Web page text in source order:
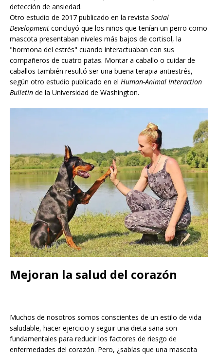
detección de ansiedad.
Otro estudio de 2017 publicado en la revista Social
Development concluyó que los niños que tenían un perro como
mascota presentaban niveles más bajos de cortisol, la
"hormona del estrés" cuando interactuaban con sus
compañeros de cuatro patas. Montar a caballo o cuidar de
caballos también resultó ser una buena terapia antiestrés,
según otro estudio publicado en el Human-Animal Interaction
Bulletin de la Universidad de Washington.
Mejoran la salud del corazón
Muchos de nosotros somos conscientes de un estilo de vida
saludable, hacer ejercicio y seguir una dieta sana son
fundamentales para reducir los factores de riesgo de
enfermedades del corazón. Pero, ¿sabías que una mascota